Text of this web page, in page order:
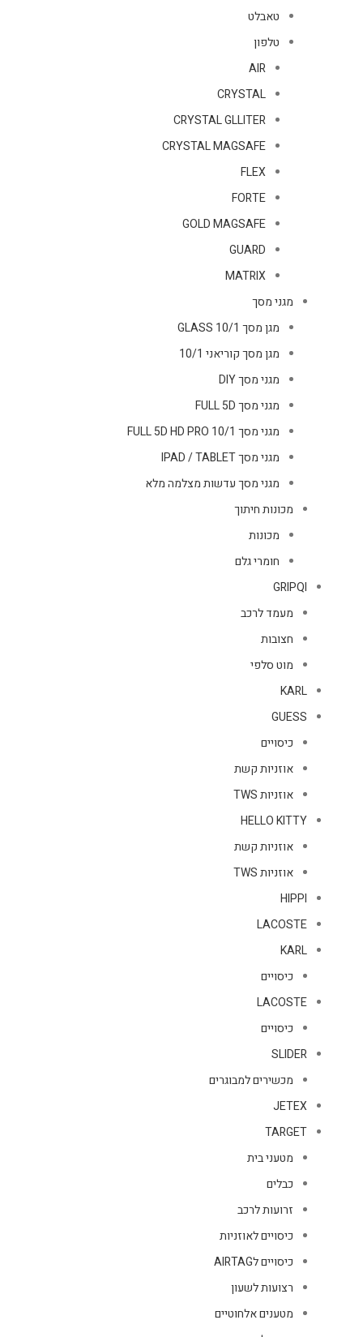
טאבלט
טלפון
AIR
CRYSTAL
CRYSTAL GLLITER
CRYSTAL MAGSAFE
FLEX
FORTE
GOLD MAGSAFE
GUARD
MATRIX
מגני מסך
מגן מסך GLASS 10/1
מגן מסך קוריאני 10/1
מגני מסך DIY
מגני מסך FULL 5D
מגני מסך FULL 5D HD PRO 10/1
מגני מסך IPAD / TABLET
מגני מסך עדשות מצלמה מלא
מכונות חיתוך
מכונות
חומרי גלם
GRIPQI
מעמד לרכב
חצובות
מוט סלפי
KARL
GUESS
כיסויים
אוזניות קשת
אוזניות TWS
HELLO KITTY
אוזניות קשת
אוזניות TWS
HIPPI
LACOSTE
KARL
כיסויים
LACOSTE
כיסויים
SLIDER
מכשירים למבוגרים
JETEX
TARGET
מטעני בית
כבלים
זרועות לרכב
כיסויים לאוזניות
כיסויים לAIRTAG
רצועות לשעון
מטענים אלחוטיים